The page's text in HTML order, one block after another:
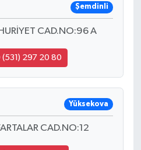
Şemdinli
CAD.NO:96 A
(531) 297 20 80
Yüksekova
CAD.NO:12